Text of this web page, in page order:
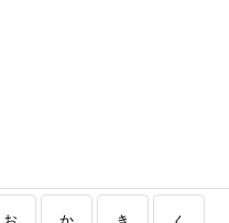
お行 か行 き行 く行